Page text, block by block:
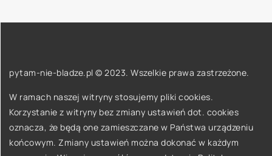
pytam-nie-bladze.pl © 2023. Wszelkie prawa zastrzeżone.
W ramach naszej witryny stosujemy pliki cookies.
Korzystanie z witryny bez zmiany ustawień dot. cookies
oznacza, że będą one zamieszczane w Państwa urządzeniu
końcowym. Zmiany ustawień można dokonać w każdym